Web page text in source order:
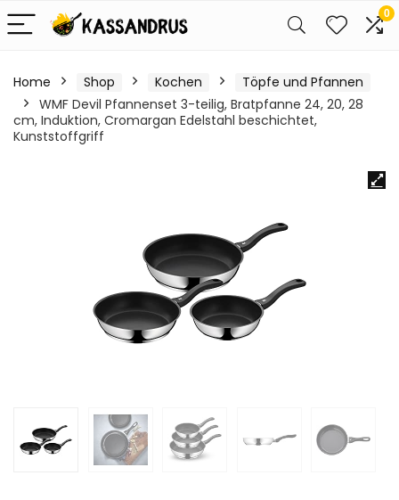
0
Home Shop Kochen
Töpfe und Pfannen
WMF Devil Pfannenset 3-teilig, Bratpfanne 24, 20, 28
cm, Induktion, Cromargan Edelstahl beschichtet,
Kunststoffgriff